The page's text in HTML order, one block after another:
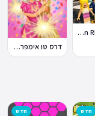
ברוקהייבן Brookhaven RP
דרס טו אימפרס Dress To Impress
חדש חדש